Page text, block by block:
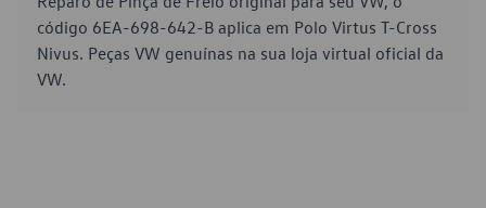
código 6EA-698-642-B aplica em Polo Virtus T-Cross
Nivus. Peças VW genuínas na sua loja virtual oficial da
VW.